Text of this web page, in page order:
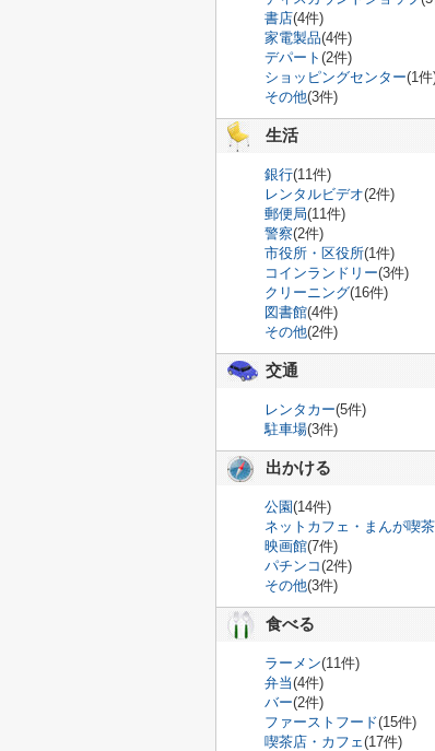
書店(4件)
家電製品(4件)
デパート (2件)
ショッピングセンター(1件
その他(3件)
生活
銀行(11件)
レンタルビデオ(2件)
郵便局(11件)
警察(2件)
市役所・区役所(1件)
コインランドリー(3件)
クリーニング(16件)
図書館(4件)
その他(2件)
交通
レンタカー(5件)
駐車場(3件)
出かける
公園(14件)
ネットカフェ・まんが喫茶
映画館(7件)
パチンコ(2件)
その他(3件)
食べる
ラーメン(11件)
弁当(4件)
バー(2件)
ファーストフード(15件)
喫茶店・カフェ(17件)